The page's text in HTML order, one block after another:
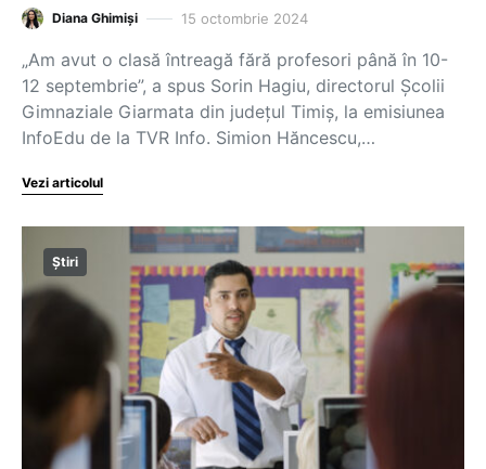
Diana Ghimiși 15 octombrie 2024
„Am avut o clasă întreagă fără profesori până în 10-
12 septembrie”, a spus Sorin Hagiu, directorul Şcolii
Gimnaziale Giarmata din județul Timiș, la emisiunea
InfoEdu de la TVR Info. Simion Hăncescu,…
Vezi articolul
Știri